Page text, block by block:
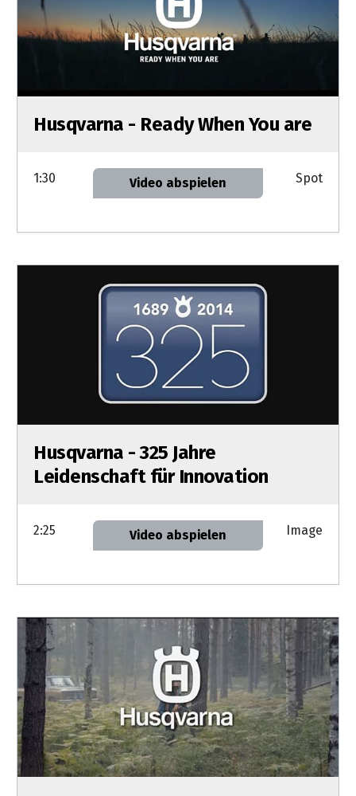
Husqvarna - Ready When You are
1:30 Video abspielen Spot
Husqvarna - 325 Jahre
Leidenschaft für Innovation
2:25 Video abspielen Image